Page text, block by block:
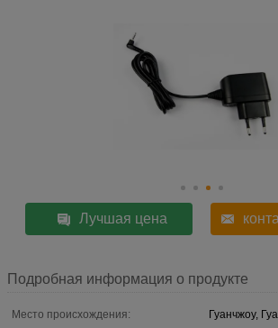
Лучшая цена
Подробная информация о продукте
Место происхождения:
Гуанчжоу,